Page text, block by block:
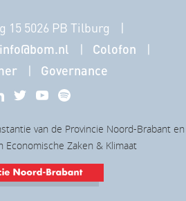
15 5026 PB Tilburg
info@bom.nl
Colofon
Governance
van de Provincie Noord-Brabant en
Economische Zaken & Klimaat